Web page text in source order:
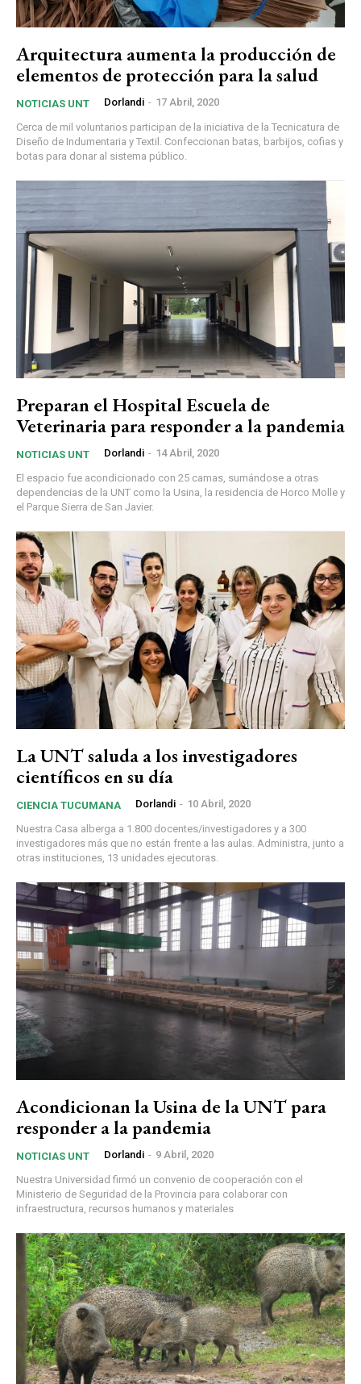
Arquitectura aumenta la producción de
elementos de protección para la salud
NOTICIAS UNT Dorlandi - 17 Abril, 2020
Cerca de mil voluntarios participan de la iniciativa de la Tecnicatura de
Diseño de Indumentaria y Textil. Confeccionan batas, barbijos, cofias y
botas para donar al sistema público.
Preparan el Hospital Escuela de
Veterinaria para responder a la pandemia
NOTICIAS UNT Dorlandi - 14 Abril, 2020
El espacio fue acondicionado con 25 camas, sumándose a otras
dependencias de la UNT como la Usina, la residencia de Horco Molle y
el Parque Sierra de San Javier.
La UNT saluda a los investigadores
científicos en su día
CIENCIA TUCUMANA Dorlandi - 10 Abril, 2020
Nuestra Casa alberga a 1.800 docentes/investigadores y a 300
investigadores más que no están frente a las aulas. Administra, junto a
otras instituciones, 13 unidades ejecutoras.
Acondicionan la Usina de la UNT para
responder a la pandemia
NOTICIAS UNT Dorlandi - 9 Abril, 2020
Nuestra Universidad firmó un convenio de cooperación con el
Ministerio de Seguridad de la Provincia para colaborar con
infraestructura, recursos humanos y materiales